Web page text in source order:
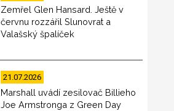
Zemřel Glen Hansard. Ještě v
červnu rozzářil Slunovrat a
Valašský špalíček
21.07.2026
Marshall uvádí zesilovač Billieho
Joe Armstronga z Green Day